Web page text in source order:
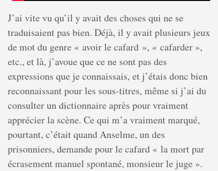
J’ai vite vu qu’il y avait des choses qui ne se
traduisaient pas bien. Déjà, il y avait plusieurs jeux
de mot du genre « avoir le cafard », « cafarder »,
etc., et là, j’avoue que ce ne sont pas des
expressions que je connaissais, et j’étais donc bien
reconnaissant pour les sous-titres, même si j’ai du
consulter un dictionnaire après pour vraiment
apprécier la scène. Ce qui m’a vraiment marqué,
pourtant, c’était quand Anselme, un des
prisonniers, demande pour le cafard « la mort par
écrasement manuel spontané, monsieur le juge ».